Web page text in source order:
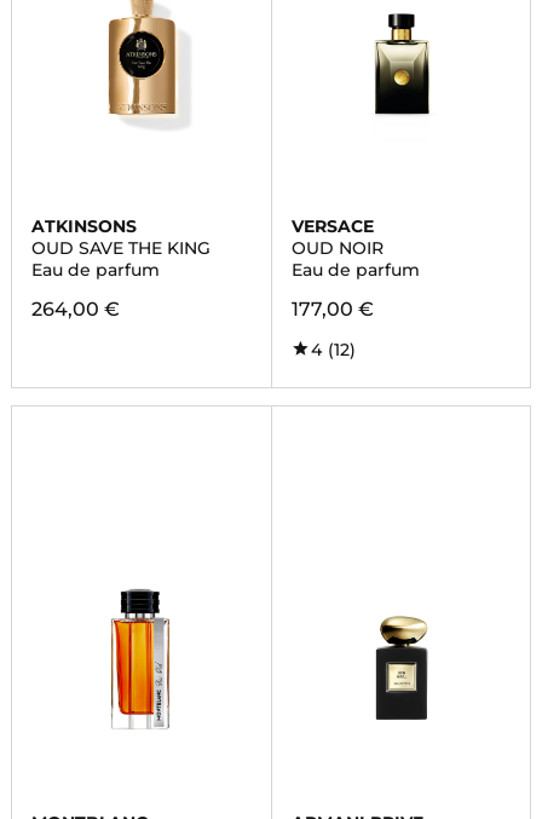
ATKINSONS
OUD SAVE THE KING
Eau de parfum
264,00 €
VERSACE
OUD NOIR
Eau de parfum
177,00 €
4 (12)